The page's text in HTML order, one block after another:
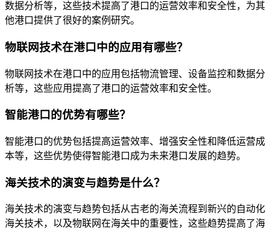
数据分析等，这些技术提高了港口的运营效率和安全性，为其
他港口提供了很好的案例研究。
物联网技术在港口中的应用有哪些？
物联网技术在港口中的应用包括物流管理、设备监控和数据分
析等，这些应用提高了港口的运营效率和安全性。
智能港口的优势有哪些？
智能港口的优势包括提高运营效率、增强安全性和降低运营成
本等，这些优势使得智能港口成为未来港口发展的趋势。
海关技术的演变与趋势是什么？
海关技术的演变与趋势包括从古老的海关流程到新兴的自动化
海关技术，以及物联网在海关中的重要性，这些趋势提高了海